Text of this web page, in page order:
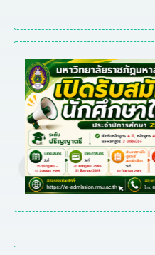
Previous